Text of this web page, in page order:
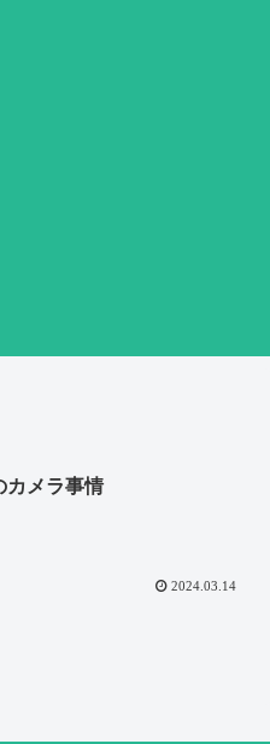
カメラ事情
2024.03.14